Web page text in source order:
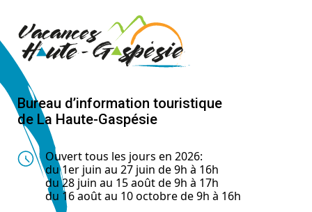
Bureau d’information touristique
de La Haute-Gaspésie
Ouvert tous les jours en 2026:
du 1er juin au 27 juin de 9h à 16h
du 28 juin au 15 août de 9h à 17h
du 16 août au 10 octobre de 9h à 16h